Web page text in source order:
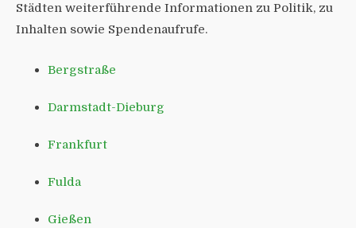
Städten weiterführende Informationen zu Politik, zu
Inhalten sowie Spendenaufrufe.
Bergstraße
Darmstadt-Dieburg
Frankfurt
Fulda
Gießen